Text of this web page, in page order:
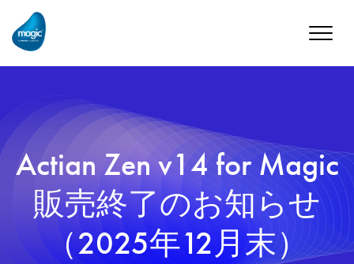
Toggle
Actian Zen v14 for Magic
販売終了のお知らせ
（2025年12月末）